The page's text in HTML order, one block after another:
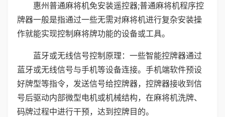
惠州普通麻将机免安装遥控器;普通麻将机程序控
牌器一般是指通过一些无需对麻将机进行复杂安装操
作就能实现控制麻将牌功能的设备或工具。
蓝牙或无线信号控制原理：一些智能控牌器通过
蓝牙或无线信号与手机等设备连接。手机端软件预设
好牌型等指令，发送信号给控牌器，控牌器接收到信
号后驱动内部微型电机或机械结构，在麻将机洗牌、
码牌过程中进行干预，达到控牌目的。